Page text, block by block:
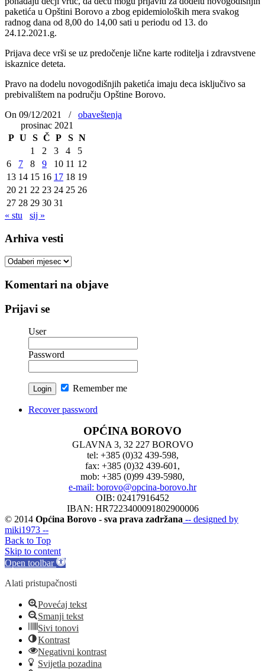
paketića u Opštini Borovo a zbog epidemioloških mera svakog
radnog dana od 8,00 do 14,00 sati u periodu od 13. do
24.12.2021.g.
Prijava dece vrši se uz predočenje lične karte roditelja i zdravstvene
iskaznice deteta.
Pravo na dodelu novogodišnjih paketića imaju deca isključivo sa
prebivalištem na području Opštine Borovo.
On 09/12/2021
/
obaveštenja
prosinac 2021
P U S Č P S N
1
2 3 4
5
6
7 8 9 10 11 12
13 14 15 16 17 18 19
20 21 22 23 24 25 26
27 28 29 30 31
« stu
sij »
Arhiva vesti
Arhiva
Komentari na objave
Prijavi se
User
Password
Remember me
Recover password
OPĆINA BOROVO
GLAVNA 3, 32 227 BOROVO
tel: +385 (0)32 439-598,
fax: +385 (0)32 439-601,
mob: +385 (0)99 439-5980,
e-mail: borovo@opcina-borovo.hr
OIB: 02417916452
IBAN: HR7223400091802900006
© 2014 Općina Borovo - sva prava zadržana -- designed by
miki1973 --
Back to Top
Skip to content
Open toolbar
Alati pristupačnosti
Povećaj tekst
Smanji tekst
Sivi tonovi
Kontrast
Negativni kontrast
Svijetla pozadina